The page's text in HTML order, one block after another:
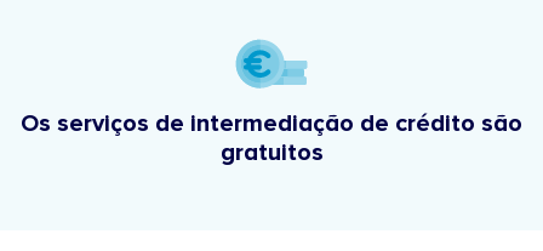
Os serviços de intermediação de crédito são
gratuitos